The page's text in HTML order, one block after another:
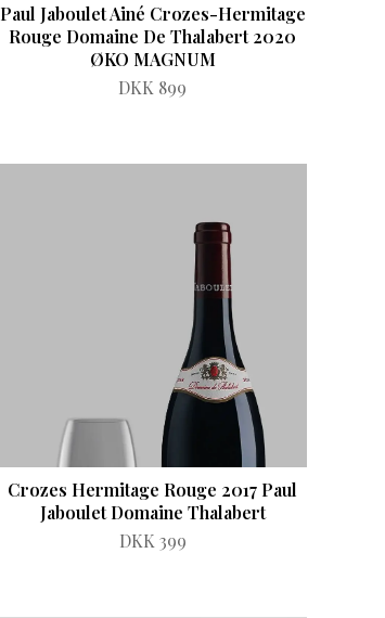
Paul Jaboulet Ainé Crozes-Hermitage
Rouge Domaine De Thalabert 2020
ØKO MAGNUM
DKK 899
Crozes Hermitage Rouge 2017 Paul
Jaboulet Domaine Thalabert
DKK 399